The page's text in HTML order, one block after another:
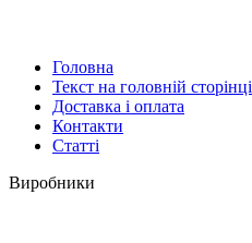
Головна
Текст на головній сторінці
Доставка і оплата
Контакти
Статті
Виробники